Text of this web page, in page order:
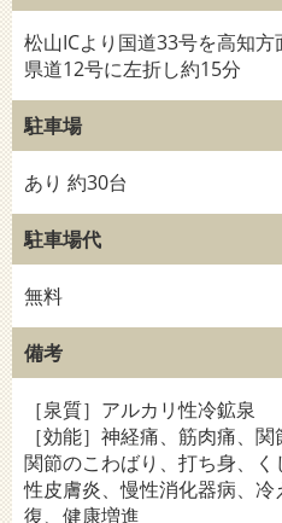
松山ICより国道33号を高知方
県道12号に左折し約15分
駐車場
あり 約30台
駐車場代
無料
備考
［泉質］アルカリ性冷鉱泉
［効能］神経痛、筋肉痛、
関節のこわばり、打ち身、
性皮膚炎、慢性消化器病、
復、健康増進